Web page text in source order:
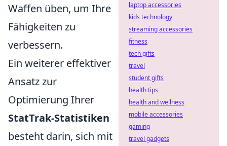
Waffen üben, um Ihre
Fähigkeiten zu
verbessern.
Ein weiterer effektiver
Ansatz zur
Optimierung Ihrer
StatTrak-Statistiken
besteht darin, sich mit
laptop accessories
kids technology
streaming accessories
fitness
tech gifts
travel
student gifts
health tips
health and wellness
mobile accessories
gaming
travel gadgets